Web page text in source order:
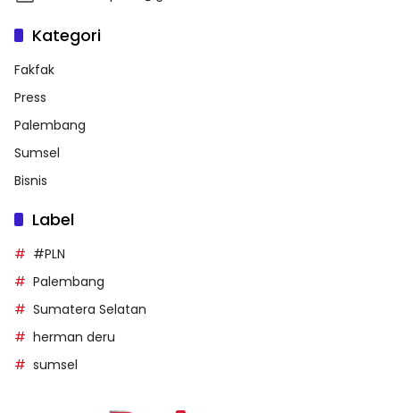
Kategori
Fakfak
Press
Palembang
Sumsel
Bisnis
Label
#PLN
Palembang
Sumatera Selatan
herman deru
sumsel